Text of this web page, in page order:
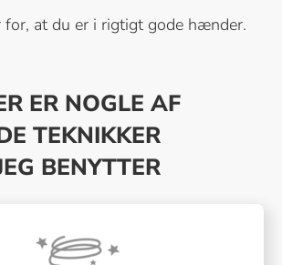
for, at du er i rigtigt gode hænder.
ER NOGLE AF
TEKNIKKER
BENYTTER